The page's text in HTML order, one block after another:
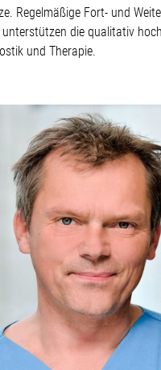
Regelmäßige Fort- und
unterstützen die qualitativ
und Therapie.